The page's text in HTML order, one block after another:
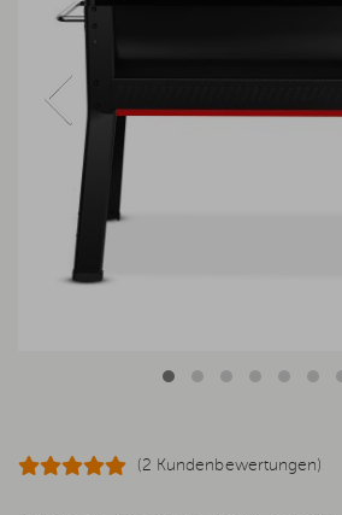
(2 Kundenbewertungen)